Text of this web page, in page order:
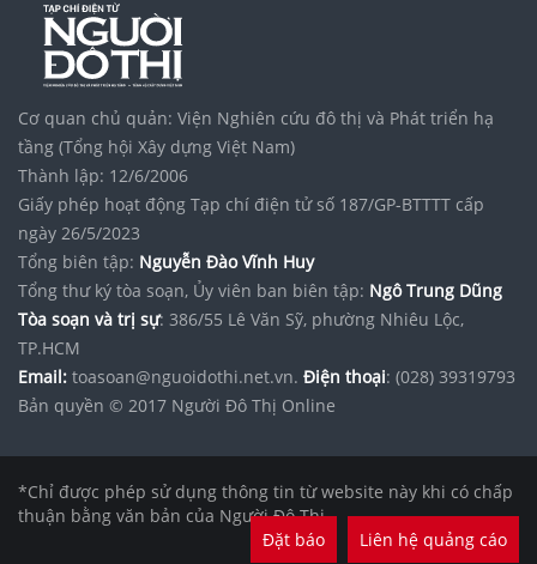
Cơ quan chủ quản: Viện Nghiên cứu đô thị và Phát triển hạ
tầng (Tổng hội Xây dựng Việt Nam)
Thành lập: 12/6/2006
Giấy phép hoạt động Tạp chí điện tử số 187/GP-BTTTT cấp
ngày 26/5/2023
Tổng biên tập: Nguyễn Đào Vĩnh Huy
Tổng thư ký tòa soạn, Ủy viên ban biên tập: Ngô Trung Dũng
Tòa soạn và trị sự: 386/55 Lê Văn Sỹ, phường Nhiêu Lộc,
TP.HCM
Email: toasoan@nguoidothi.net.vn. Điện thoại: (028) 39319793
Bản quyền © 2017 Người Đô Thị Online
*Chỉ được phép sử dụng thông tin từ website này khi có chấp
thuận bằng văn bản của Người Đô Thị.
Đặt báo
Liên hệ quảng cáo